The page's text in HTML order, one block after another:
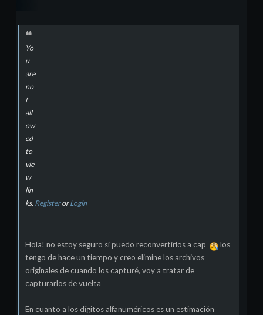
Yo
u
are
no
t
all
ow
ed
to
vie
w
lin
ks. RegisterorLogin
Hola! no estoy seguro si puedo reconvertirlos a cap
los
tengo de hace un tiempo y creo elimine los archivos
originales de cuando los capturé, voy a tratar de
capturarlos de vuelta
En cuanto a los dígitos alfanuméricos es un estimación